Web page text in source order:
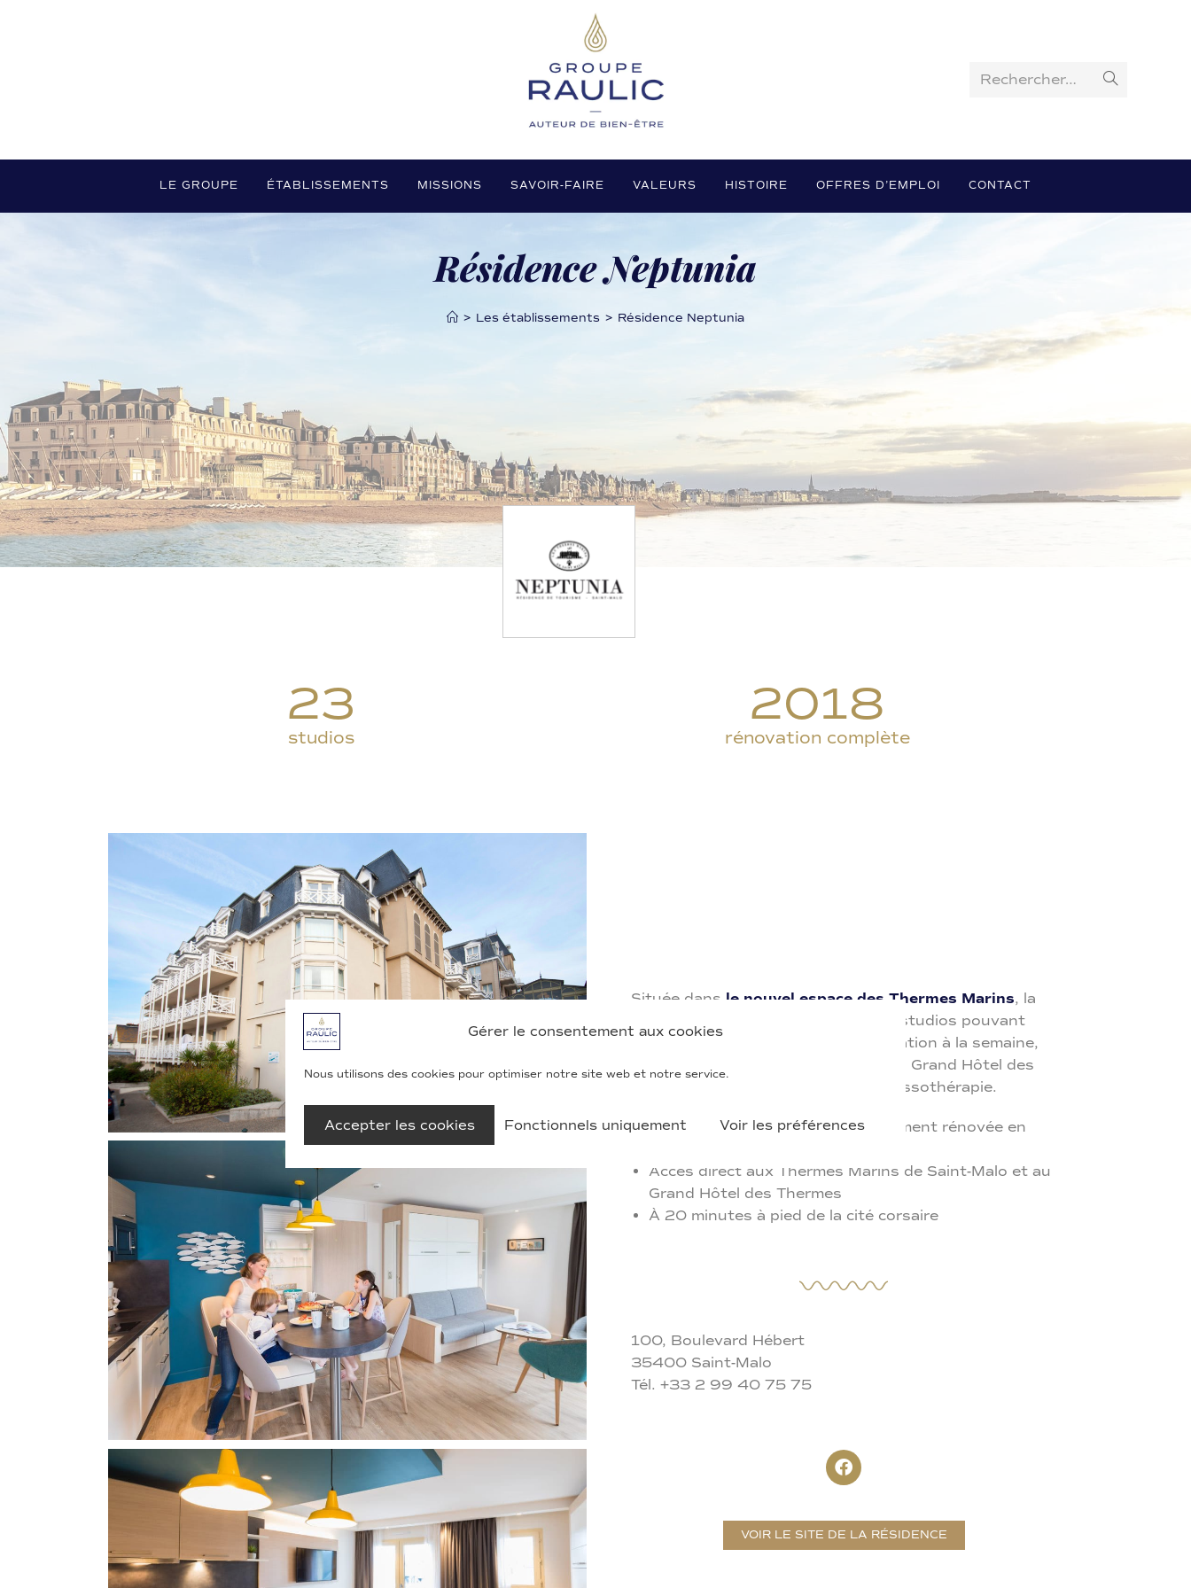
Gérer le consentement aux cookies
Nous utilisons des cookies pour optimiser notre site web et notre service.
Accepter les cookies Fonctionnels uniquement Voir les préférences
Rechercher…
LE GROUPE ÉTABLISSEMENTS MISSIONS SAVOIR-FAIRE VALEURS HISTOIRE OFFRES D’EMPLOI CONTACT
Résidence Neptunia
> Les établissements > Résidence Neptunia
studios
23
rénovation complète
2018
Située dans le nouvel espace des Thermes Marins, la
Résidence Neptunia dispose de 23 studios pouvant
accueillir de 1 à 4 personnes, en location à la semaine,
avec un accès direct aux services du Grand Hôtel des
Thermes***** et du centre de Thalassothérapie.
Date d’ouverture : 1990. Entièrement rénovée en
Accès direct aux Thermes Marins de Saint-Malo et au
Grand Hôtel des Thermes
À 20 minutes à pied de la cité corsaire
100, Boulevard Hébert
35400 Saint-Malo
Tél. +33 2 99 40 75 75
VOIR LE SITE DE LA RÉSIDENCE